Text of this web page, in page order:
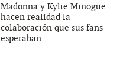
Madonna y Kylie Minogue
hacen realidad la
colaboración que sus fans
esperaban